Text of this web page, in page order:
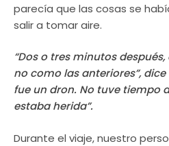
parecía que las cosas se
salir a tomar aire.
“Dos o tres minutos
no como las anteriores”, dice
fue un dron. No tuve tiempo
estaba herida”.
Durante el viaje, nuestro